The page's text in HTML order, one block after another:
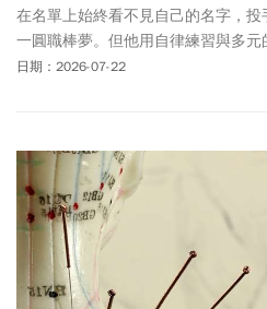
在名單上始終看不見自己的名字，
一圓職棒夢。但他用自律練習與多
太平洋彼岸寫下逆轉奇蹟。
日期：2026-07-22